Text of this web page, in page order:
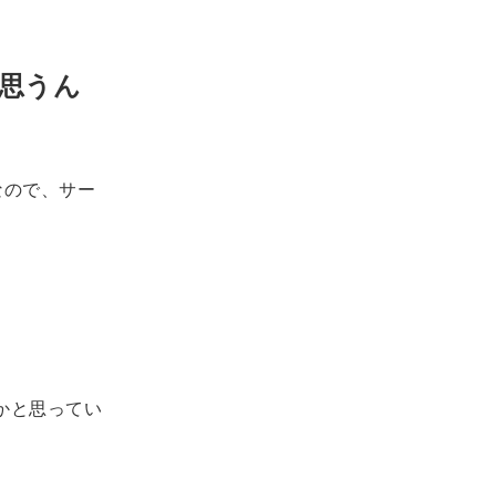
うん
で、サー
と思ってい